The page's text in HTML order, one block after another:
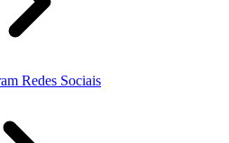
Redes Sociais